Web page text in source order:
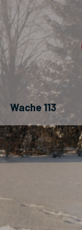
Wache 113